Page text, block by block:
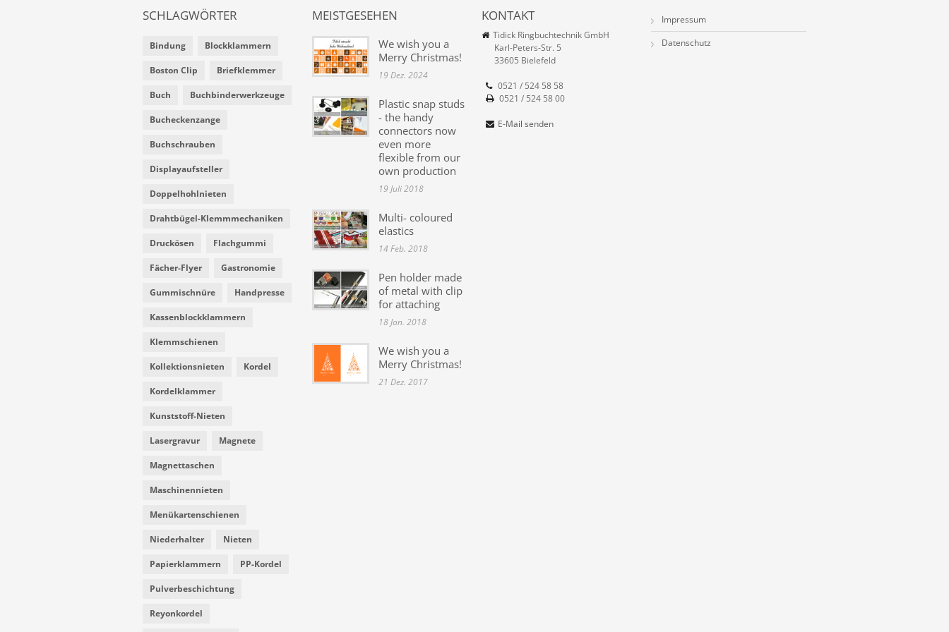
SCHLAGWÖRTER
Bindung Blockklammern
Boston Clip Briefklemmer
Buch Buchbinderwerkzeuge
Bucheckenzange
Buchschrauben
Displayaufsteller
Doppelhohlnieten
Drahtbügel-Klemmmechaniken
Druckösen Flachgummi
Fächer-Flyer Gastronomie
Gummischnüre Handpresse
Kassenblockklammern
Klemmschienen
Kollektionsnieten Kordel
Kordelklammer
Kunststoff-Nieten
Lasergravur Magnete
Magnettaschen
Maschinennieten
Menükartenschienen
Niederhalter Nieten
Papierklammern PP-Kordel
Pulverbeschichtung
Reyonkordel
MEISTGESEHEN
We wish you a
Merry Christmas!
19 Dez. 2024
Plastic snap studs
- the handy
connectors now
even more
flexible from our
own production
19 Juli 2018
Multi- coloured
elastics
14 Feb. 2018
Pen holder made
of metal with clip
for attaching
18 Jan. 2018
We wish you a
Merry Christmas!
21 Dez. 2017
KONTAKT
Tidick Ringbuchtechnik GmbH
Karl-Peters-Str. 5
33605 Bielefeld
0521 / 524 58 58
0521 / 524 58 00
E-Mail senden
Impressum
Datenschutz